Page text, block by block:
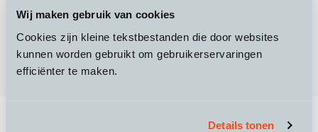
Wij maken gebruik van cookies
Cookies zijn kleine tekstbestanden die door websites
kunnen worden gebruikt om gebruikerservaringen
efficiënter te maken.
Details tonen
deverende zadelpen
van een ander merk. De verende
stuurpennen, ofwel de Shockstop Stem, van RedShift
zorgen voor optimaal comfort voor tijdens de fietstocht
op een racefiets of bijvoorbeeld eenStromerhigh speed
e-bike.